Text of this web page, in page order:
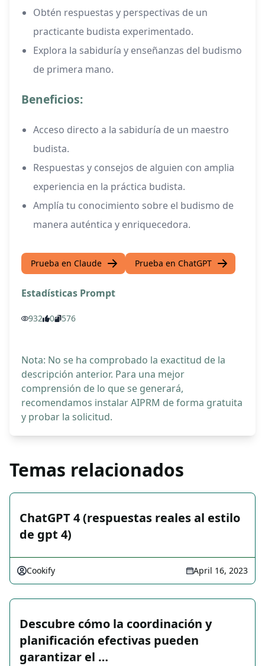
Obtén respuestas y perspectivas de un
practicante budista experimentado.
Explora la sabiduría y enseñanzas del budismo
de primera mano.
Beneficios:
Acceso directo a la sabiduría de un maestro
budista.
Respuestas y consejos de alguien con amplia
experiencia en la práctica budista.
Amplía tu conocimiento sobre el budismo de
manera auténtica y enriquecedora.
Prueba en Claude Prueba en ChatGPT
Estadísticas Prompt
932 0 576
Nota: No se ha comprobado la exactitud de la
descripción anterior. Para una mejor
comprensión de lo que se generará,
recomendamos instalar AIPRM de forma gratuita
y probar la solicitud.
Temas relacionados
ChatGPT 4 (respuestas reales al estilo
de gpt 4)
Cookify April 16, 2023
Descubre cómo la coordinación y
planificación efectivas pueden
garantizar el …